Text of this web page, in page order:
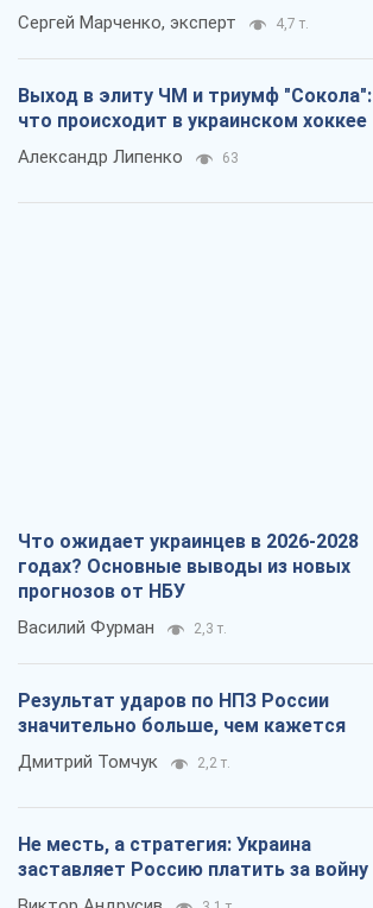
Сергей Марченко, эксперт 4,7 т.
Выход в элиту ЧМ и триумф "Сокола":
что происходит в украинском хоккее
Александр Липенко 63
Что ожидает украинцев в 2026-2028
годах? Основные выводы из новых
прогнозов от НБУ
Василий Фурман 2,3 т.
Результат ударов по НПЗ России
значительно больше, чем кажется
Дмитрий Томчук 2,2 т.
Не месть, а стратегия: Украина
заставляет Россию платить за войну